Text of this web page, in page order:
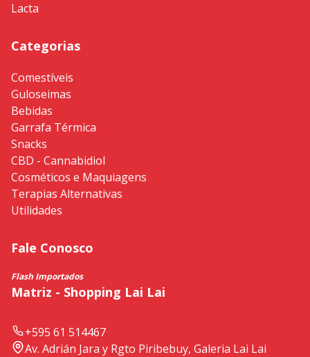
Lacta
Categorias
Comestíveis
Guloseimas
Bebidas
Garrafa Térmica
Snacks
CBD - Cannabidiol
Cosméticos e Maquiagens
Terapias Alternativas
Utilidades
Fale Conosco
Flash Importados
Matriz - Shopping Lai Lai
+595 61 514467
Av. Adrián Jara y Rgto Piribebuy, Galeria Lai Lai